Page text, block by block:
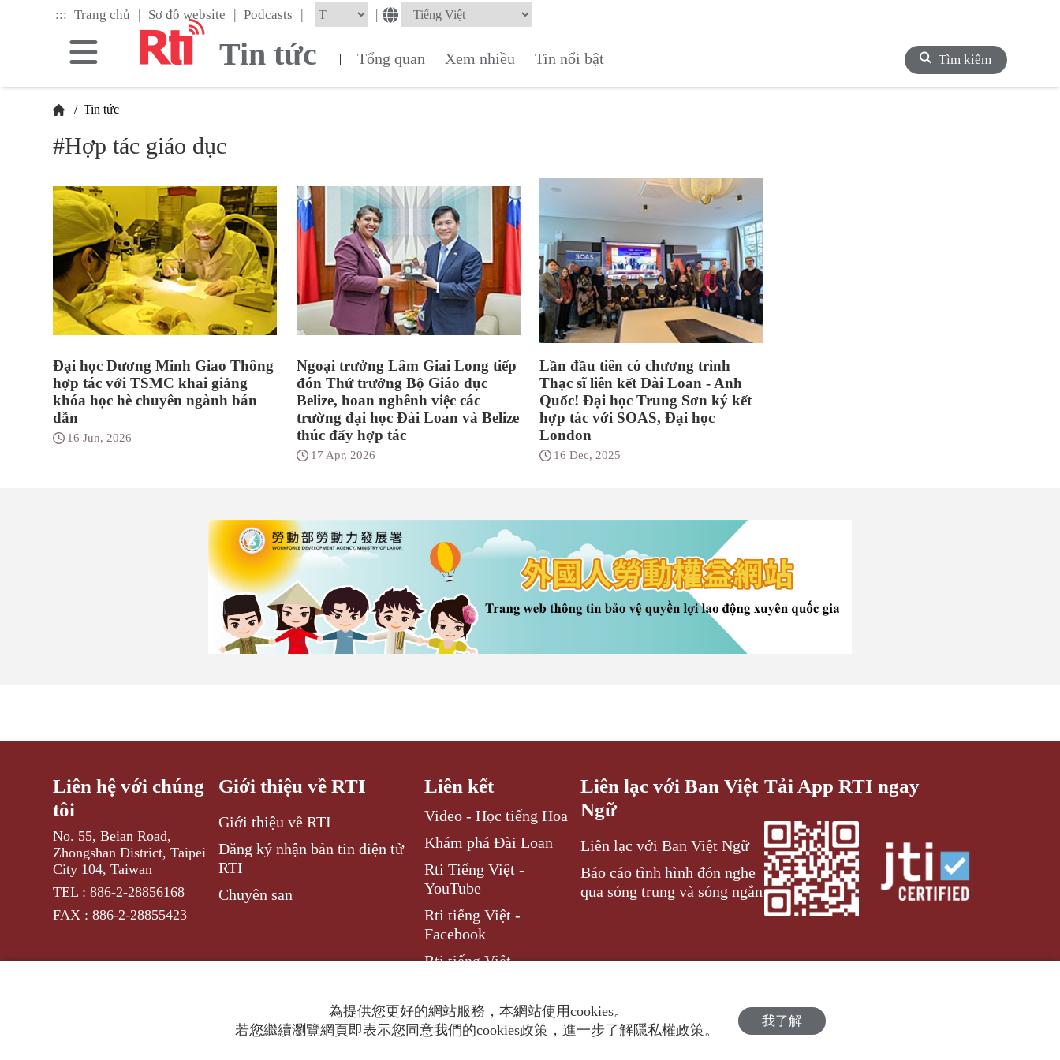
::: Trang chủ | Sơ đồ website | Podcasts | |
Tin tức | Tổng quan Xem nhiều Tin nổi bật Tìm kiếm
/ Tin tức
#Hợp tác giáo dục
Đại học Dương Minh Giao Thông
hợp tác với TSMC khai giảng
khóa học hè chuyên ngành bán
dẫn
16 Jun, 2026
Ngoại trưởng Lâm Giai Long tiếp
đón Thứ trưởng Bộ Giáo dục
Belize, hoan nghênh việc các
trường đại học Đài Loan và Belize
thúc đẩy hợp tác
17 Apr, 2026
Lần đầu tiên có chương trình
Thạc sĩ liên kết Đài Loan - Anh
Quốc! Đại học Trung Sơn ký kết
hợp tác với SOAS, Đại học
London
16 Dec, 2025
Liên hệ với chúng
tôi
No. 55, Beian Road,
Zhongshan District, Taipei
City 104, Taiwan
TEL : 886-2-28856168
FAX : 886-2-28855423
Giới thiệu về RTI
Giới thiệu về RTI
Đăng ký nhận bản tin điện tử
RTI
Chuyên san
Liên kết
Video - Học tiếng Hoa
Khám phá Đài Loan
Rti Tiếng Việt -
YouTube
Rti tiếng Việt -
Facebook
Rti tiếng Việt –
Liên lạc với Ban Việt
Ngữ
Liên lạc với Ban Việt Ngữ
Báo cáo tình hình đón nghe
qua sóng trung và sóng ngắn
Tải App RTI ngay
為提供您更好的網站服務，本網站使用cookies。
若您繼續瀏覽網頁即表示您同意我們的cookies政策，進一步了解隱私權政策。
我了解